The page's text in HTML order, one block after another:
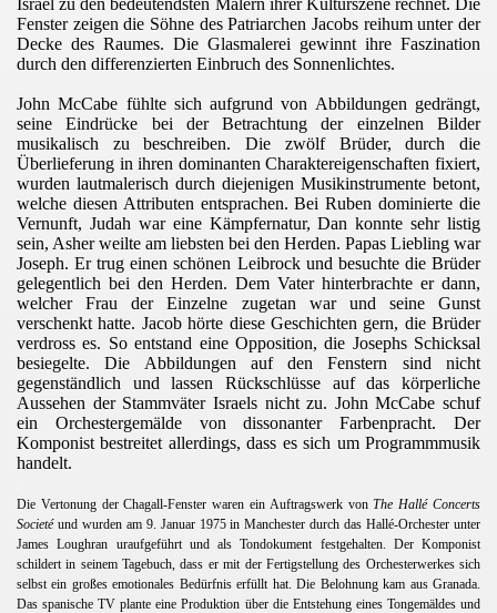
Fenster zeigen die Söhne des Patriarchen Jacobs reihum unter der
Decke des Raumes. Die Glasmalerei gewinnt ihre Faszination
durch den differenzierten Einbruch des Sonnenlichtes.
John McCabe fühlte sich aufgrund von Abbildungen gedrängt,
seine Eindrücke bei der Betrachtung der einzelnen Bilder
musikalisch zu beschreiben. Die zwölf Brüder, durch die
Überlieferung in ihren dominanten Charaktereigenschaften fixiert,
wurden lautmalerisch durch diejenigen Musikinstrumente betont,
welche diesen Attributen entsprachen. Bei Ruben dominierte die
Vernunft, Judah war eine Kämpfernatur, Dan konnte sehr listig
sein, Asher weilte am liebsten bei den Herden. Papas Liebling war
Joseph. Er trug einen schönen Leibrock und besuchte die Brüder
gelegentlich bei den Herden. Dem Vater hinterbrachte er dann,
welcher Frau der Einzelne zugetan war und seine Gunst
verschenkt hatte. Jacob hörte diese Geschichten gern, die Brüder
verdross es. So entstand eine Opposition, die Josephs Schicksal
besiegelte. Die Abbildungen auf den Fenstern sind nicht
gegenständlich und lassen Rückschlüsse auf das körperliche
Aussehen der Stammväter Israels nicht zu. John McCabe schuf
ein Orchestergemälde von dissonanter Farbenpracht. Der
Komponist bestreitet allerdings, dass es sich um Programmmusik
handelt.
Die Vertonung der Chagall-Fenster waren ein Auftragswerk vonThe Hallé Concerts
Societéund wurden am 9. Januar 1975 in Manchester durch das Hallé-Orchester unter
James Loughran uraufgeführt und als Tondokument festgehalten. Der Komponist
schildert in seinem Tagebuch, dass er mit der Fertigstellung des Orchesterwerkes sich
selbst ein großes emotionales Bedürfnis erfüllt hat. Die Belohnung kam aus Granada.
Das spanische TV plante eine Produktion über die Entstehung eines Tongemäldes und